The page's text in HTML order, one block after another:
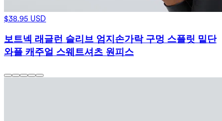
$38.95 USD
보트넥 래글런 슬리브 엄지손가락 구멍 스플릿 밑단
와플 캐주얼 스웨트셔츠 원피스